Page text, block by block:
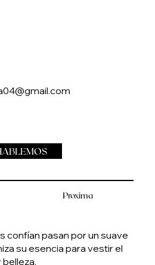
Proxima
confían pasan por un suave
su esencia para vestir el